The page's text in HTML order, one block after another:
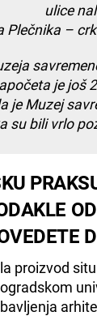
ulice
–
je još
je Muzej
su bili vrlo
proizvod